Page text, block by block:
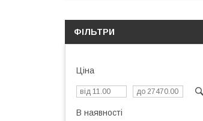
ФІЛЬТРИ
Ціна
В наявності